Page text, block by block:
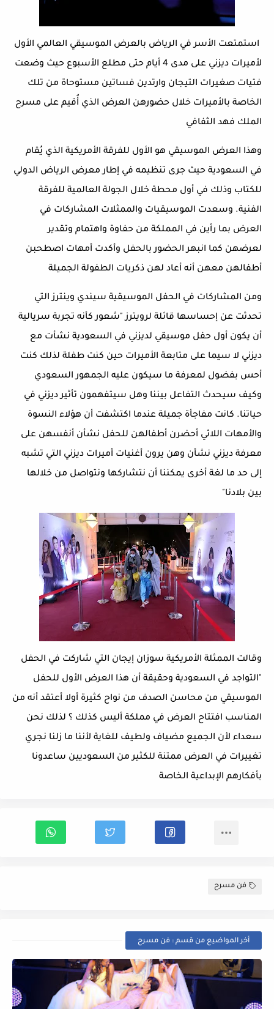
استمتعت الأسر في الرياض بالعرض الموسيقي العالمي الأول
لأميرات ديزني على مدى 4 أيام حتى مطلع الأسبوع حيث وضعت
فتيات صغيرات التيجان وارتدين فساتين مستوحاة من تلك
الخاصة بالأميرات خلال حضورهن العرض الذي أُقيم على مسرح
الملك فهد الثفافي
وهذا العرض الموسيقي هو الأول للفرقة الأمريكية الذي يُقام
في السعودية حيث جرى تنظيمه في إطار معرض الرياض الدولي
للكتاب وذلك في أول محطة خلال الجولة العالمية للفرقة
الفنية. وسعدت الموسيقيات والممثلات المشاركات في
العرض بما رأين في المملكة من حفاوة واهتمام وتقدير
لعرضهن كما انبهر الحضور بالحفل وأكدت أمهات اصطحبن
أطفالهن معهن أنه أعاد لهن ذكريات الطفولة الجميلة
ومن المشاركات في الحفل الموسيقية سيندي وينترز التي
تحدثت عن إحساسها قائلة لرويترز "شعور كأنه تجربة سريالية
أن يكون أول حفل موسيقي لديزني في السعودية نشأت مع
ديزني لا سيما على متابعة الأميرات حين كنت طفلة لذلك كنت
أحس بفضول لمعرفة ما سيكون عليه الجمهور السعودي
وكيف سيحدث التفاعل بيننا وهل سيتفهمون تأثير ديزني في
حياتنا. كانت مفاجأة جميلة عندما اكتشفت أن هؤلاء النسوة
والأمهات اللائي أحضرن أطفالهن للحفل نشأن أنفسهن على
معرفة ديزني نشأن وهن يرون أغنيات أميرات ديزني التي تشبه
إلى حد ما لغة أخرى يمكننا أن نتشاركها ونتواصل من خلالها
بين بلادنا"
وقالت الممثلة الأمريكية سوزان إيجان التي شاركت في الحفل
"التواجد في السعودية وحقيقة أن هذا العرض الأول للحفل
الموسيقي من محاسن الصدف من نواح كثيرة أولا أعتقد أنه من
المناسب افتتاح العرض في مملكة أليس كذلك ؟ لذلك نحن
سعداء لأن الجميع مضياف ولطيف للغاية لأننا ما زلنا نجري
تغييرات في العرض ممتنة للكثير من السعوديين ساعدونا
بأفكارهم الإبداعية الخاصة
فن مسرح
أخر المواضيع من قسم : فن مسرح